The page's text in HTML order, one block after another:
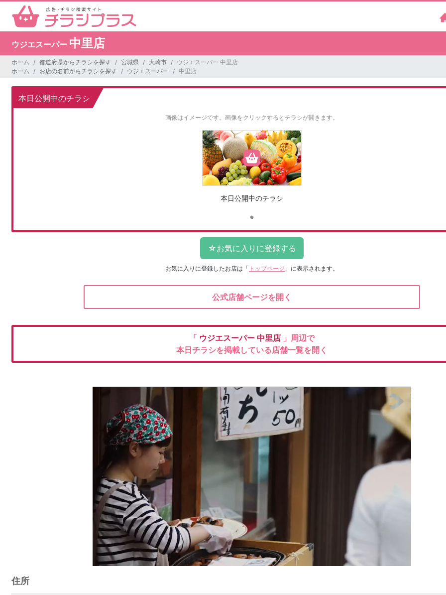
ウジエスーパー 中里店
ホーム 都道府県からチラシを探す 宮城県 大崎市
ウジエスーパー 中里店
ホーム
お店の名前からチラシを探す ウジエスーパー 中里店
本日公開中のチラシ
画像はイメージです。 画像をクリックするとチラシが開きます。
本日公開中のチラシ
お気に入りに登録したお店は 「 トップページ 」に表示されます。
公式店舗ページを開く
「 ウジエスーパー 中里店 」周辺で
本日チラシを掲載している店舗一覧を開く
住所